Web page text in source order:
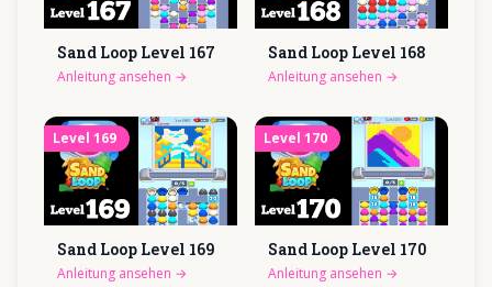
Sand Loop Level 167
Anleitung ansehen →
Sand Loop Level 168
Anleitung ansehen →
Level 169
Sand Loop Level 169
Anleitung ansehen →
Level 170
Sand Loop Level 170
Anleitung ansehen →